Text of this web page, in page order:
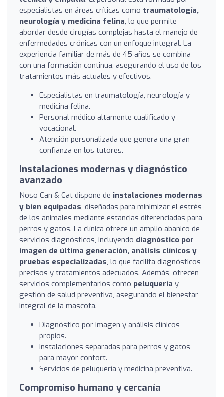
especialistas en áreas críticas como traumatología,
neurología y medicina felina, lo que permite
abordar desde cirugías complejas hasta el manejo de
enfermedades crónicas con un enfoque integral. La
experiencia familiar de más de 45 años se combina
con una formación continua, asegurando el uso de los
tratamientos más actuales y efectivos.
Especialistas en traumatología, neurología y
medicina felina.
Personal médico altamente cualificado y
vocacional.
Atención personalizada que genera una gran
confianza en los tutores.
Instalaciones modernas y diagnóstico
avanzado
Noso Can & Cat dispone de instalaciones modernas
y bien equipadas, diseñadas para minimizar el estrés
de los animales mediante estancias diferenciadas para
perros y gatos. La clínica ofrece un amplio abanico de
servicios diagnósticos, incluyendo diagnóstico por
imagen de última generación, análisis clínicos y
pruebas especializadas, lo que facilita diagnósticos
precisos y tratamientos adecuados. Además, ofrecen
servicios complementarios como peluquería y
gestión de salud preventiva, asegurando el bienestar
integral de la mascota.
Diagnóstico por imagen y análisis clínicos
propios.
Instalaciones separadas para perros y gatos
para mayor confort.
Servicios de peluquería y medicina preventiva.
Compromiso humano y cercanía